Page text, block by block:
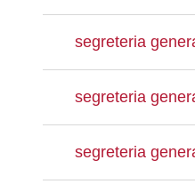
segreteria
segreteria
segreteria